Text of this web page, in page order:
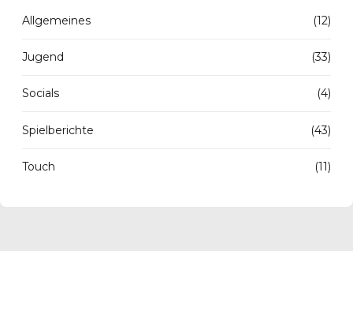
Allgemeines (12)
Jugend (33)
Socials (4)
Spielberichte (43)
Touch (11)